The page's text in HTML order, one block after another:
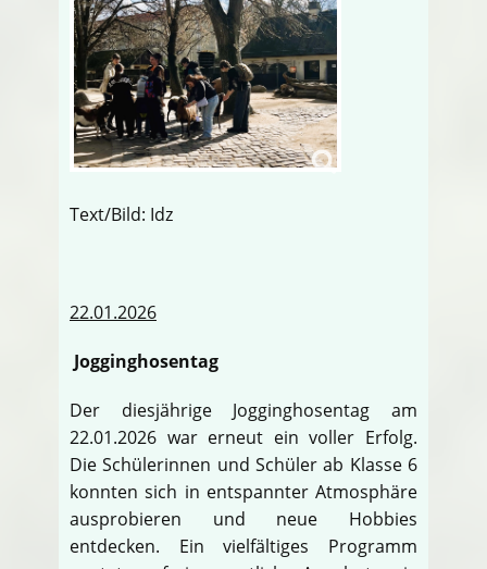
Text/Bild: Idz
22.01.2026
Jogginghosentag
Der diesjährige Jogginghosentag am
22.01.2026 war erneut ein voller Erfolg.
Die Schülerinnen und Schüler ab Klasse 6
konnten sich in entspannter Atmosphäre
ausprobieren und neue Hobbies
entdecken. Ein vielfältiges Programm